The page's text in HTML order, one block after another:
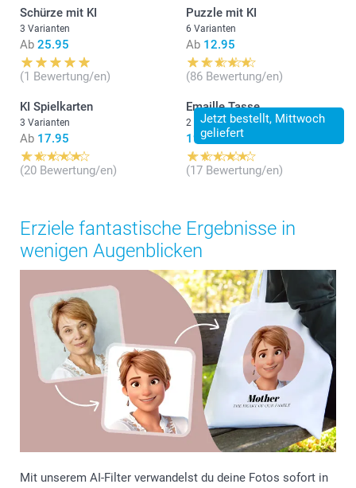
Schürze mit KI
3 Varianten
Ab 25.95
(1 Bewertung/en)
Puzzle mit KI
6 Varianten
Ab 12.95
(86 Bewertung/en)
KI Spielkarten
3 Varianten
Ab 17.95
(20 Bewertung/en)
Jetzt bestellt, Mittwoch
geliefert
Emaille Tasse
2 Varianten
19.95
(17 Bewertung/en)
Erziele fantastische Ergebnisse in
wenigen Augenblicken
Mit unserem AI-Filter verwandelst du deine Fotos sofort in